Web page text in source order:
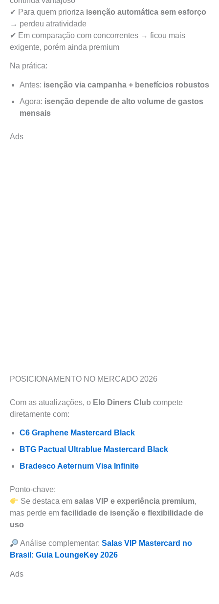
✔ Para quem prioriza isenção automática sem esforço
→ perdeu atratividade
✔ Em comparação com concorrentes → ficou mais
exigente, porém ainda premium
Na prática:
Antes: isenção via campanha + benefícios robustos
Agora: isenção depende de alto volume de gastos
mensais
Ads
POSICIONAMENTO NO MERCADO 2026
Com as atualizações, o Elo Diners Club compete
diretamente com:
C6 Graphene Mastercard Black
BTG Pactual Ultrablue Mastercard Black
Bradesco Aeternum Visa Infinite
Ponto-chave:
Se destaca emsalas VIP e experiência premium,
mas perde em facilidade de isenção e flexibilidade de
uso
Análise complementar:Salas VIP Mastercard no
Brasil: Guia LoungeKey 2026
Ads